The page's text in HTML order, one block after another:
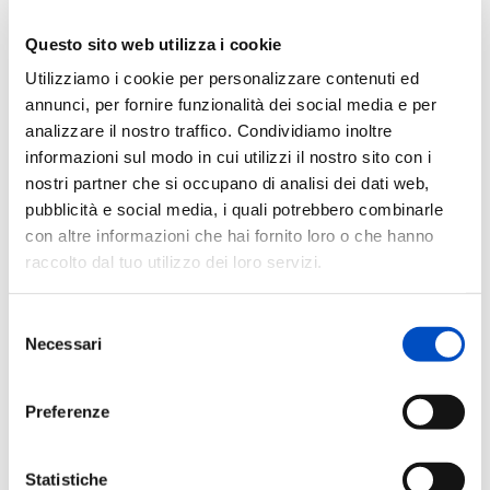
Questo sito web utilizza i cookie
Utilizziamo i cookie per personalizzare contenuti ed
annunci, per fornire funzionalità dei social media e per
analizzare il nostro traffico. Condividiamo inoltre
informazioni sul modo in cui utilizzi il nostro sito con i
nostri partner che si occupano di analisi dei dati web,
pubblicità e social media, i quali potrebbero combinarle
con altre informazioni che hai fornito loro o che hanno
raccolto dal tuo utilizzo dei loro servizi.
delNecessari
Preferenze
Statistiche
ricercatori e, in occasione del compleanno di Giorgio,
pergamene solidali.
È questo che li spinge a condividere la loro storia e a
proseguire le raccolte fondi anche con un’iniziativa
natalizia: la vendita di palline solidali, fatte a mano da
loro, con l’aiuto di familiari e amici.
È stato bello vedere così tante persone partecipare
all’iniziativa. Per noi è stato come ricevere un grande
abbraccio da parte di tutti» dice Giulia.
Nonostante al momento non esista una cura per
Laboratorio di Cellule Staminali
” dell’Università degli
Studi di Milano, Fondazione IRCCS Ca’ Granda
meccanismi molecolari alla base di questa malattia e di